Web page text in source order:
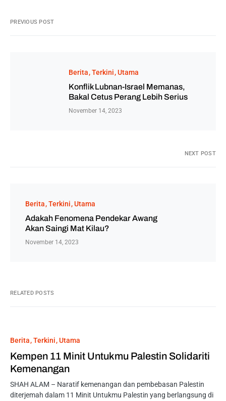
PREVIOUS POST
Berita Terkini Utama
Konflik Lubnan-Israel Memanas,
Bakal Cetus Perang Lebih Serius
November 14, 2023
NEXT POST
Berita Terkini Utama
Adakah Fenomena Pendekar Awang
Akan Saingi Mat Kilau?
November 14, 2023
RELATED POSTS
Berita Terkini Utama
Kempen 11 Minit Untukmu Palestin Solidariti
Kemenangan
SHAH ALAM – Naratif kemenangan dan pembebasan Palestin
diterjemah dalam 11 Minit Untukmu Palestin yang berlangsung di